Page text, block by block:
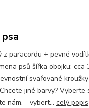
z paracordu + pevné
psů šířka obojku: cca
svařované
jiné barvy? Vyberte
nám. - vybert... celý popis